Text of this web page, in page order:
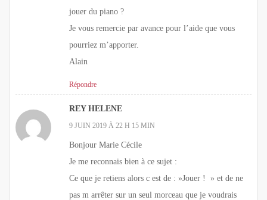
jouer du piano ?
Je vous remercie par avance pour l’aide que vous
pourriez m’apporter.
Alain
Répondre
REY HELENE
9 JUIN 2019 À 22 H 15 MIN
Bonjour Marie Cécile
Je me reconnais bien à ce sujet :
Ce que je retiens alors c est de : »Jouer ! » et de ne
pas m arrêter sur un seul morceau que je voudrais